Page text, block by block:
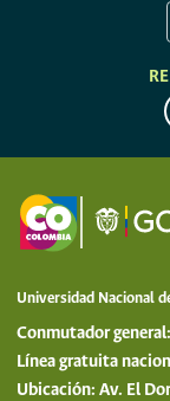
Universidad Nacional
Conmutador
Línea gratuita
Ubicación: Av. El